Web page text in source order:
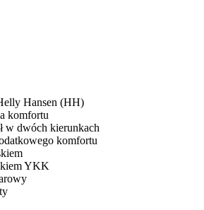
Hansen (HH)
komfortu
w dwóch kierunkach
komfortu
YKK